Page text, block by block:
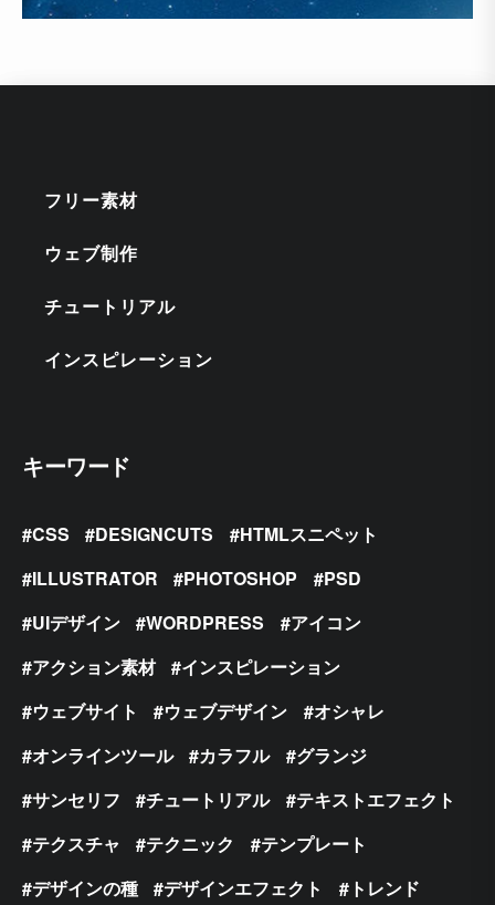
フリー素材
ウェブ制作
チュートリアル
インスピレーション
キーワード
CSS DESIGNCUTS
HTMLスニペット
ILLUSTRATOR
PHOTOSHOP
PSD
UIデザイン
WORDPRESS
アイコン
アクション素材
インスピレーション
ウェブサイト
ウェブデザイン
オシャレ
オンラインツール
カラフル
グランジ
サンセリフ
チュートリアル
テキストエフェクト
テクスチャ
テクニック
テンプレート
デザインの種
デザインエフェクト
トレンド